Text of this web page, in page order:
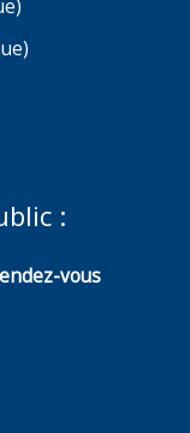
:
vous